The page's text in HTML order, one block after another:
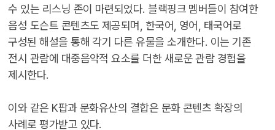
수 있는 리스닝 존이 마련되었다. 블랙핑크 멤버들이 참여한
음성 도슨트 콘텐츠도 제공되며, 한국어, 영어, 태국어로
구성된 해설을 통해 각기 다른 유물을 소개한다. 이는 기존
전시 관람에 대중음악적 요소를 더한 새로운 관람 경험을
제시한다.
이와 같은 K팝과 문화유산의 결합은 문화 콘텐츠 확장의
사례로 평가받고 있다.